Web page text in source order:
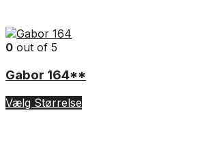
0 out of 5
Gabor 164**
Vælg Størrelse